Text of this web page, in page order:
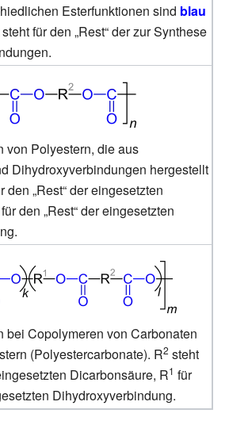
Esterfunktionen sind blau
für den „Rest“ der zur Synthese
von Polyestern, die aus
Dihydroxyverbindungen hergestellt
den „Rest“ der eingesetzten
für den „Rest“ der eingesetzten
bei Copolymeren von Carbonaten
(Polyestercarbonate). R2 steht
Dicarbonsäure, R1 für
Dihydroxyverbindung.